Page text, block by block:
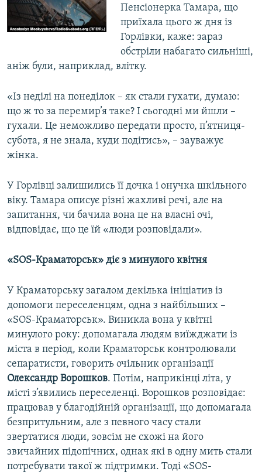
Пенсіонерка Тамара, що
приїхала цього ж дня із
Горлівки, каже: зараз
обстріли набагато сильніші,
аніж були, наприклад, влітку.
«Із неділі на понеділок – як стали гухати, думаю:
що ж то за перемир’я таке? І сьогодні ми йшли –
гухали. Це неможливо передати просто, п’ятниця-
субота, я не знала, куди подітись», – зауважує
жінка.
У Горлівці залишились її дочка і онучка шкільного
віку. Тамара описує різні жахливі речі, але на
запитання, чи бачила вона це на власні очі,
відповідає, що це їй «люди розповідали».
«SOS-Краматорськ» діє з минулого квітня
У Краматорську загалом декілька ініціатив із
допомоги переселенцям, одна з найбільших –
«SOS-Краматорськ». Виникла вона у квітні
минулого року: допомагала людям виїжджати із
міста в період, коли Краматорськ контролювали
сепаратисти, говорить очільник організації
Олександр Ворошков. Потім, наприкінці літа, у
місті з’явились переселенці. Ворошков розповідає:
працював у благодійній організації, що допомагала
безпритульним, але з певного часу стали
звертатися люди, зовсім не схожі на його
звичайних підопічних, однак які в одну мить стали
потребувати такої ж підтримки. Тоді «SOS-